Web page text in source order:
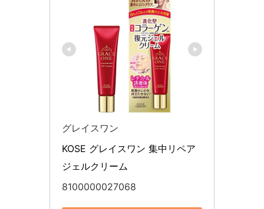
グレイスワン
KOSE グレイスワン 集中リペア
ジェルクリーム
8100000027068